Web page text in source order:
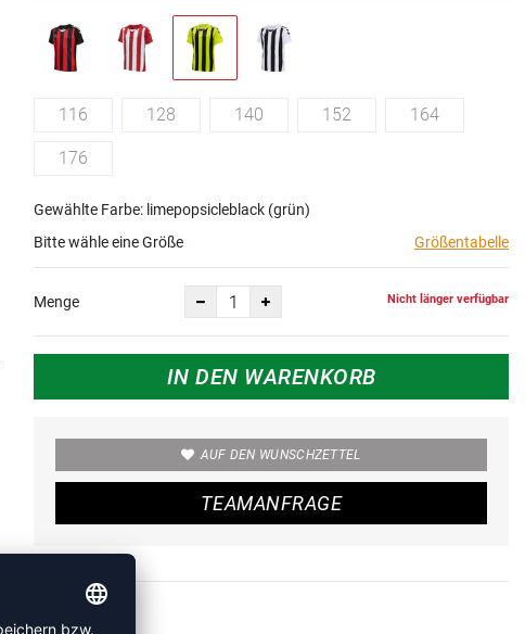
116 128 140 152 164
176
Gewählte Farbe: limepopsicleblack (grün)
Bitte wähle eine Größe
Größentabelle
Menge Nicht länger verfügbar
IN DEN WARENKORB
AUF DEN WUNSCHZETTEL
TEAMANFRAGE